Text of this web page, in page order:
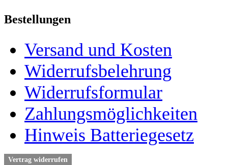
Bestellungen
Versand und Kosten
Widerrufsbelehrung
Widerrufsformular
Zahlungsmöglichkeiten
Hinweis Batteriegesetz
Vertrag widerrufen